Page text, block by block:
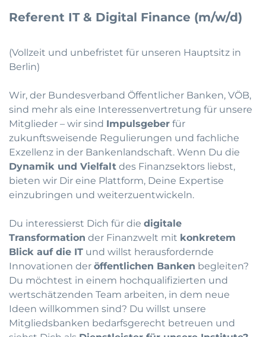
Referent IT & Digital Finance (m/w/d)
(Vollzeit und unbefristet für unseren Hauptsitz in
Berlin)
Wir, der Bundesverband Öffentlicher Banken, VÖB,
sind mehr als eine Interessenvertretung für unsere
Mitglieder – wir sind Impulsgeber für
zukunftsweisende Regulierungen und fachliche
Exzellenz in der Bankenlandschaft. Wenn Du die
Dynamik und Vielfalt des Finanzsektors liebst,
bieten wir Dir eine Plattform, Deine Expertise
einzubringen und weiterzuentwickeln.
Du interessierst Dich für die digitale
Transformation der Finanzwelt mit konkretem
Blick auf die IT und willst herausfordernde
Innovationen der öffentlichen Banken begleiten?
Du möchtest in einem hochqualifizierten und
wertschätzenden Team arbeiten, in dem neue
Ideen willkommen sind? Du willst unsere
Mitgliedsbanken bedarfsgerecht betreuen und